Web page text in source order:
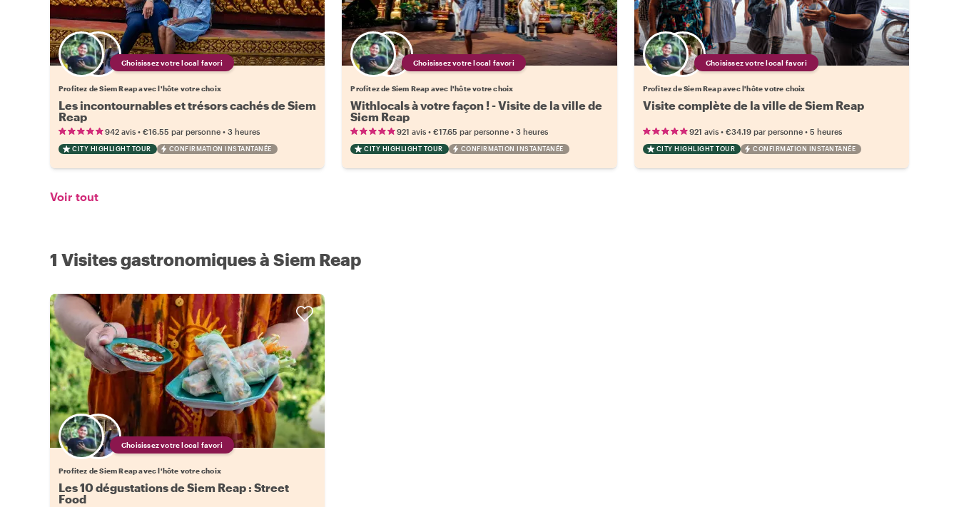
Choisissez votre local favori
Profitez de Siem Reap avec l'hôte votre choix
Les incontournables et trésors cachés de Siem
Reap
942 avis • €16.55 par personne • 3 heures
CITY HIGHLIGHT TOUR CONFIRMATION INSTANTANÉE
Choisissez votre local favori
Profitez de Siem Reap avec l'hôte votre choix
Withlocals à votre façon ! - Visite de la ville de
Siem Reap
921 avis •€17.65 par personne •3 heures
CITY HIGHLIGHT TOUR CONFIRMATION INSTANTANÉE
Choisissez votre local favori
Profitez de Siem Reap avec l'hôte votre choix
Visite complète de la ville de Siem Reap
921 avis• €34.19 par personne• 5 heures
CITY HIGHLIGHT TOUR CONFIRMATION INSTANTANÉE
Voir tout
1 Visites gastronomiques à Siem Reap
Choisissez votre local favori
Profitez de Siem Reap avec l'hôte votre choix
Les 10 dégustations de Siem Reap : Street
Food